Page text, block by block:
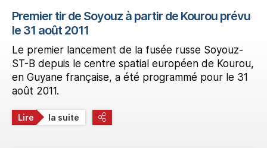
Premier tir de Soyouz à partir de Kourou prévu
le 31 août 2011
Le premier lancement de la fusée russe Soyouz-
ST-B depuis le centre spatial européen de Kourou,
en Guyane française, a été programmé pour le 31
août 2011.
Lire la suite